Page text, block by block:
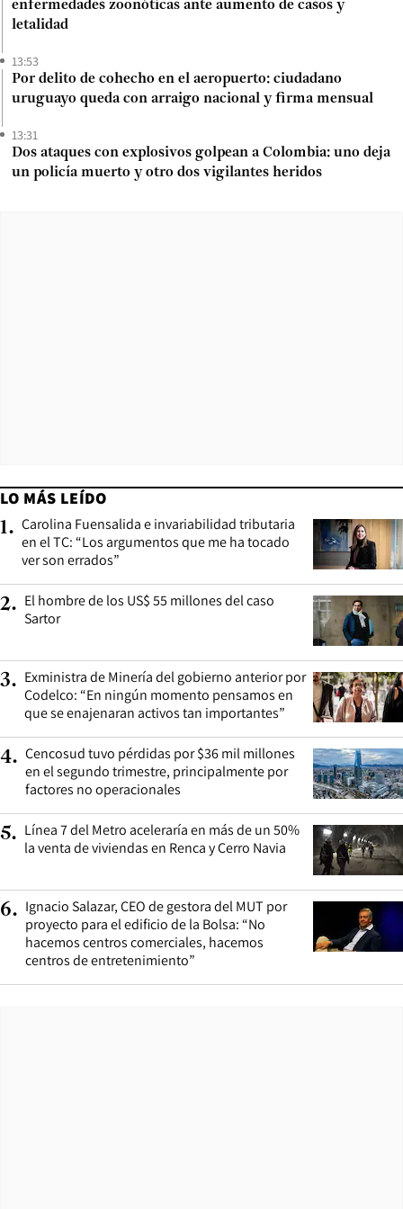
enfermedades zoonóticas ante aumento de casos y
letalidad
13:53
Por delito de cohecho en el aeropuerto: ciudadano
uruguayo queda con arraigo nacional y firma mensual
13:31
Dos ataques con explosivos golpean a Colombia: uno deja
un policía muerto y otro dos vigilantes heridos
LO MÁS LEÍDO
1. Carolina Fuensalida e invariabilidad tributaria
en el TC: “Los argumentos que me ha tocado
ver son errados”
2. El hombre de los US$ 55 millones del caso
Sartor
3. Exministra de Minería del gobierno anterior por
Codelco: “En ningún momento pensamos en
que se enajenaran activos tan importantes”
4. Cencosud tuvo pérdidas por $36 mil millones
en el segundo trimestre, principalmente por
factores no operacionales
5. Línea 7 del Metro aceleraría en más de un 50%
la venta de viviendas en Renca y Cerro Navia
6. Ignacio Salazar, CEO de gestora del MUT por
proyecto para el edificio de la Bolsa: “No
hacemos centros comerciales, hacemos
centros de entretenimiento”